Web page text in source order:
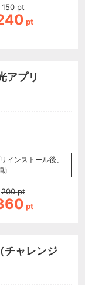
150 pt
pt
アプリ
インストール後、
200 pt
pt
ャレンジ